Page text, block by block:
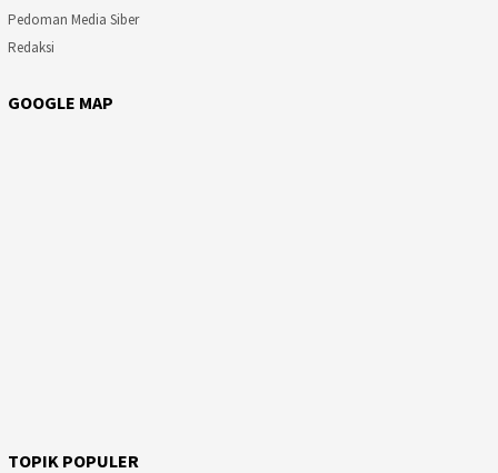
Pedoman Media Siber
Redaksi
GOOGLE MAP
TOPIK POPULER